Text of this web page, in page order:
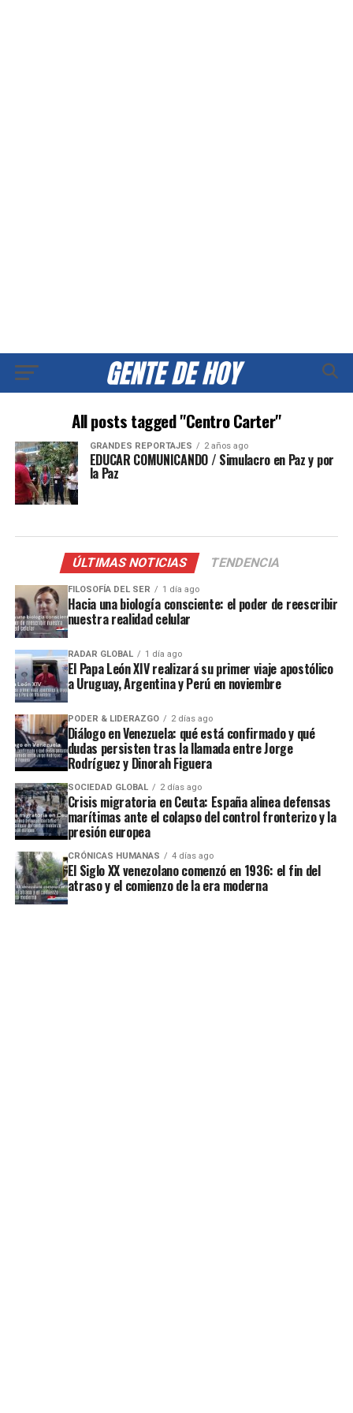
All posts tagged "Centro Carter"
GRANDES REPORTAJES 2 años ago
EDUCAR COMUNICANDO / Simulacro en Paz y por
la Paz
ÚLTIMAS NOTICIAS TENDENCIA
FILOSOFÍA DEL SER 1 día ago
Hacia una biología consciente: el poder de reescribir
nuestra realidad celular
RADAR GLOBAL 1 día ago
El Papa León XIV realizará su primer viaje apostólico
a Uruguay, Argentina y Perú en noviembre
PODER & LIDERAZGO 2 días ago
Diálogo en Venezuela: qué está confirmado y qué
dudas persisten tras la llamada entre Jorge
Rodríguez y Dinorah Figuera
SOCIEDAD GLOBAL 2 días ago
Crisis migratoria en Ceuta: España alinea defensas
marítimas ante el colapso del control fronterizo y la
presión europea
CRÓNICAS HUMANAS 4 días ago
El Siglo XX venezolano comenzó en 1936: el fin del
atraso y el comienzo de la era moderna